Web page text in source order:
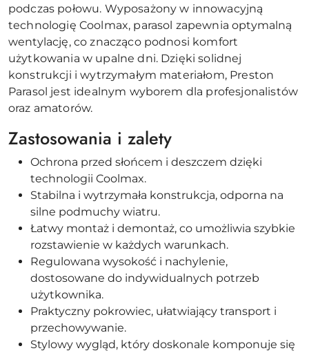
podczas połowu. Wyposażony w innowacyjną
technologię Coolmax, parasol zapewnia optymalną
wentylację, co znacząco podnosi komfort
użytkowania w upalne dni. Dzięki solidnej
konstrukcji i wytrzymałym materiałom, Preston
Parasol jest idealnym wyborem dla profesjonalistów
oraz amatorów.
Zastosowania i zalety
Ochrona przed słońcem i deszczem dzięki
technologii Coolmax.
Stabilna i wytrzymała konstrukcja, odporna na
silne podmuchy wiatru.
Łatwy montaż i demontaż, co umożliwia szybkie
rozstawienie w każdych warunkach.
Regulowana wysokość i nachylenie,
dostosowane do indywidualnych potrzeb
użytkownika.
Praktyczny pokrowiec, ułatwiający transport i
przechowywanie.
Stylowy wygląd, który doskonale komponuje się